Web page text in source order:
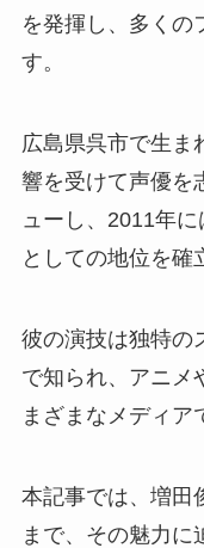
を発揮し、多くの
す。
広島県呉市で生ま
響を受けて声優を
ューし、2011年
としての地位を確
彼の演技は独特の
で知られ、アニメ
まざまなメディア
本記事では、増田
まで、その魅力に